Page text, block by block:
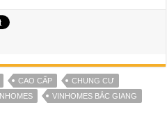
CAO CẤP
CHUNG CƯ
VINHOMES BẮC GIANG